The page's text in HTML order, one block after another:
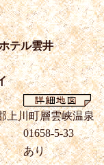
テル雲井
上川町層雲峡温泉
01658-5-33
あり